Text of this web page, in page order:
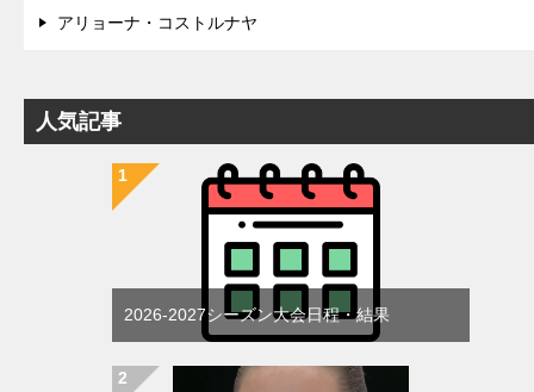
アリョーナ・コストルナヤ
人気記事
2026-2027シーズン大会日程・結果